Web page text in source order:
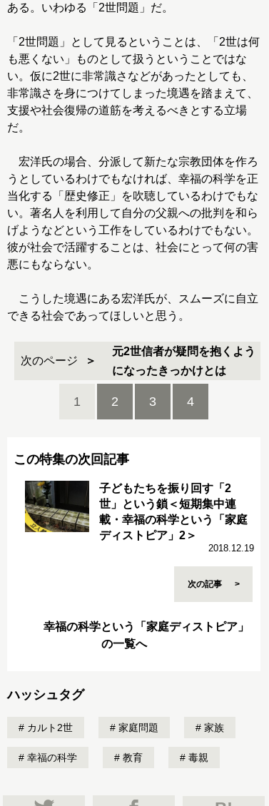
ある。いわゆる「2世問題」だ。
「2世問題」として見るということは、「2世は何
も悪くない」ものとして扱うということではな
い。仮に2世に非常識さなどがあったとしても、
非常識さを身につけてしまった境遇を踏まえて、
支援や社会復帰の道筋を考えるべきとする立場
だ。
宏洋氏の場合、分派して新たな宗教団体を作ろ
うとしているわけでもなければ、幸福の科学を正
当化する「歴史修正」を吹聴しているわけでもな
い。著名人を利用して自分の父親への批判を和ら
げようなどという工作をしているわけでもない。
彼が社会で活躍することは、社会にとって何の害
悪にもならない。
こうした境遇にある宏洋氏が、スムーズに自立
できる社会であってほしいと思う。
次のページ
元2世信者が疑問を抱くよう
になったきっかけとは
1 2 3 4
この特集の次回記事
子どもたちを振り回す「2
世」という鎖＜短期集中連
載・幸福の科学という「家庭
ディストピア」2＞
2018.12.19
次の記事
幸福の科学という「家庭ディストピア」
の一覧へ
ハッシュタグ
カルト2世 家庭問題 家族
幸福の科学 教育 毒親